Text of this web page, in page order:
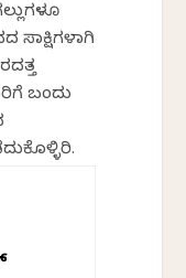
ಸಾಕ್ಷಿಗಳಾಗಿ
ಬಂದು